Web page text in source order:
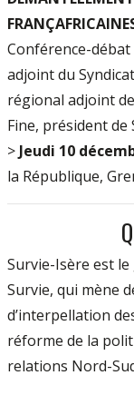
Conférence-débat
adjoint du
régional adjoint
Fine, président de
> Jeudi 10
la République,
Survie-Isère est
Survie, qui mène
d’interpellation
réforme de la
relations Nord-